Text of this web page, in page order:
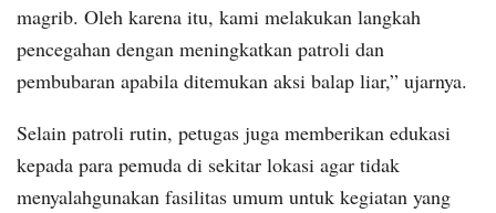
magrib. Oleh karena itu, kami melakukan langkah
pencegahan dengan meningkatkan patroli dan
pembubaran apabila ditemukan aksi balap liar,” ujarnya.
Selain patroli rutin, petugas juga memberikan edukasi
kepada para pemuda di sekitar lokasi agar tidak
menyalahgunakan fasilitas umum untuk kegiatan yang